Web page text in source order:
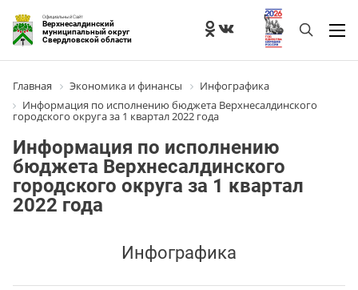
Официальный Сайт
Верхнесалдинский
муниципальный округ
Свердловской области
Главная Экономика и финансы
Инфографика
Информация по исполнению бюджета Верхнесалдинского
городского округа за 1 квартал 2022 года
Информация по исполнению
бюджета Верхнесалдинского
городского округа за 1 квартал
2022 года
Инфографика